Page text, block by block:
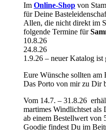
Im Online-Shop von
für Deine
Allen, die nicht direkt im
folgende Termine für
10.8.26
24.8.26
1.9.26 – neuer Katalog ist
Eure Wünsche sollten am
Das Porto von mir zu Dir
Vom 14.7. – 31.8.26
martimes Windlichtset als
ab einem Bestellwert von
Goodie findest Du im